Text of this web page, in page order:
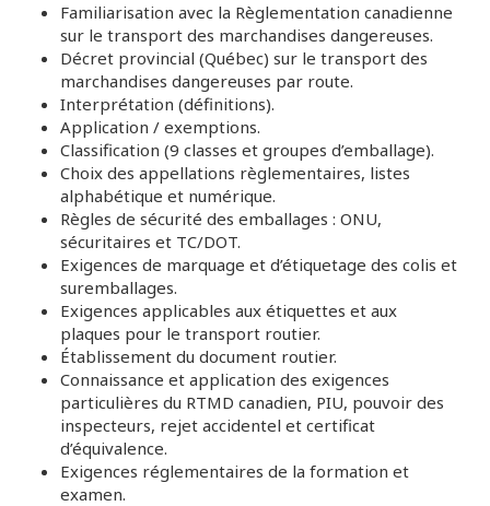
Familiarisation avec la Règlementation canadienne
sur le transport des marchandises dangereuses.
Décret provincial (Québec) sur le transport des
marchandises dangereuses par route.
Interprétation (définitions).
Application / exemptions.
Classification (9 classes et groupes d’emballage).
Choix des appellations règlementaires, listes
alphabétique et numérique.
Règles de sécurité des emballages : ONU,
sécuritaires et TC/DOT.
Exigences de marquage et d’étiquetage des colis et
suremballages.
Exigences applicables aux étiquettes et aux
plaques pour le transport routier.
Établissement du document routier.
Connaissance et application des exigences
particulières du RTMD canadien, PIU, pouvoir des
inspecteurs, rejet accidentel et certificat
d’équivalence.
Exigences réglementaires de la formation et
examen.